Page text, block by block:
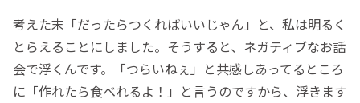
考えた末「だったらつくればいいじゃん」と、私は明るく
とらえることにしました。そうすると、ネガティブなお話
会で浮くんです。「つらいねぇ」と共感しあってるところ
に「作れたら食べれるよ！」と言うのですから、浮きます